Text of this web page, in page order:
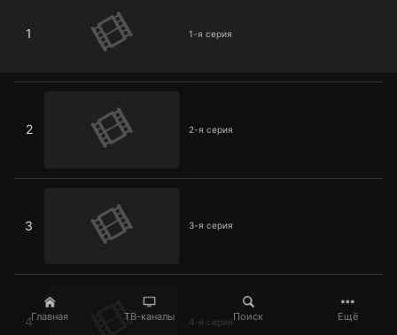
Главная ТВ-каналы Поиск Ещё
1 1-я серия
2 2-я серия
3 3-я серия
4 4-я серия